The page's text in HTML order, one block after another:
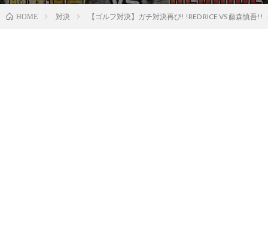
HOME 対決 【ゴルフ対決】ガチ対決再び! !RED RICE VS 藤森慎吾